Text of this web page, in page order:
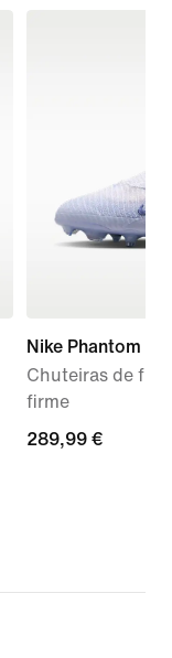
Nike Phantom 6
Chuteiras de
firme
289,99
289,99 €